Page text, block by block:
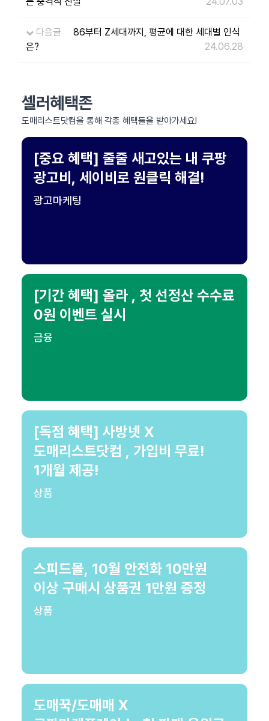
다음글
86부터 Z세대까지, 평균에 대한 세대별 인식
은?
24.06.28
셀러혜택존
도매리스트닷컴을 통해 각종 혜택들을 받아가세요!
[중요 혜택] 줄줄 새고있는 내 쿠팡
광고비, 세이비로 원클릭 해결!
광고마케팅
[기간 혜택] 올라 , 첫 선정산 수수료
0원 이벤트 실시
금융
[독점 혜택] 사방넷 X
도매리스트닷컴 , 가입비 무료!
1개월 제공!
상품
스피드몰, 10월 안전화 10만원
이상 구매시 상품권 1만원 증정
상품
도매꾹/도매매 X